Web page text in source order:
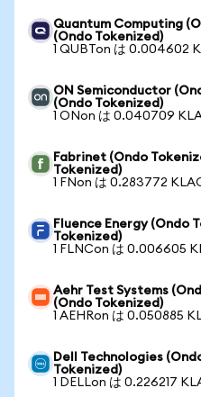
Quantum Computing
(Ondo Tokenized)
1 QUBTon は 0.004602
ON Semiconductor
(Ondo Tokenized)
1 ONon は 0.040709
Fabrinet (Ondo
Tokenized)
1 FNon は 0.283772
Fluence Energy (Ondo
Tokenized)
1 FLNCon は 0.006605
Aehr Test Systems
(Ondo Tokenized)
1 AEHRon は 0.050885
Dell Technologies
Tokenized)
1 DELLon は 0.226217